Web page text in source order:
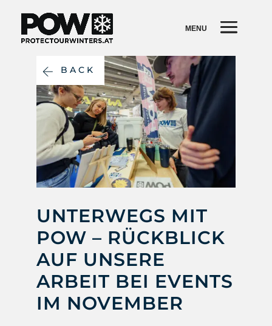
BACK
UNTERWEGS MIT
POW – RÜCKBLICK
AUF UNSERE
ARBEIT BEI EVENTS
IM NOVEMBER